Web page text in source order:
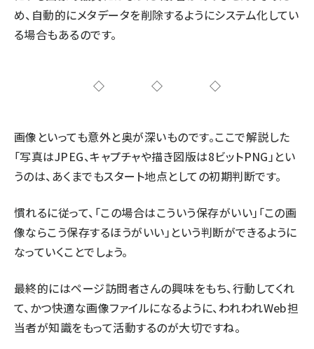
め、自動的にメタデータを削除するようにシステム化してい
る場合もあるのです。
◇◇◇
画像といっても意外と奥が深いものです。ここで解説した
「写真はJPEG、キャプチャや描き図版は8ビットPNG」とい
うのは、あくまでもスタート地点としての初期判断です。
慣れるに従って、「この場合はこういう保存がいい」「この画
像ならこう保存するほうがいい」という判断ができるように
なっていくことでしょう。
最終的にはページ訪問者さんの興味をもち、行動してくれ
て、かつ快適な画像ファイルになるように、われわれWeb担
当者が知識をもって活動するのが大切ですね。